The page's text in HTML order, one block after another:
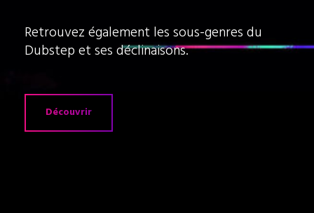
Retrouvez également les sous-genres du
Dubstep et ses déclinaisons.
Découvrir